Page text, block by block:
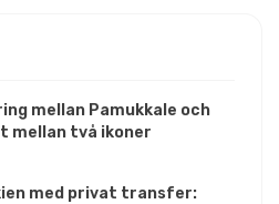
mellan Pamukkale och
mellan två ikoner
med privat transfer: